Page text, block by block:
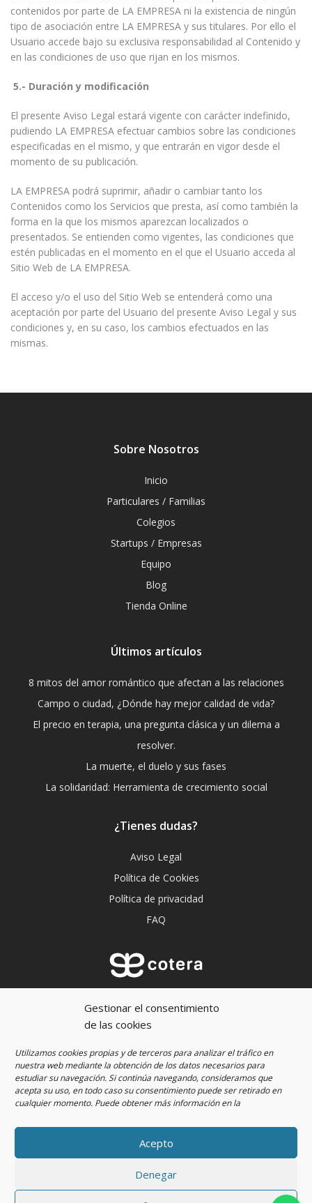
Gestionar el consentimiento
de las cookies
Utilizamos cookies propias y de terceros para analizar el tráfico en
nuestra web mediante la obtención de los datos necesarios para
estudiar su navegación. Si continúa navegando, consideramos que
acepta su uso, en todo caso su consentimiento puede ser retirado en
cualquier momento. Puede obtener más información en la
Acepto
Denegar
contenidos por parte de LA EMPRESA ni la existencia de ningún
tipo de asociación entre LA EMPRESA y sus titulares. Por ello el
Usuario accede bajo su exclusiva responsabilidad al Contenido y
en las condiciones de uso que rijan en los mismos.
5.- Duración y modificación
El presente Aviso Legal estará vigente con carácter indefinido,
pudiendo LA EMPRESA efectuar cambios sobre las condiciones
especificadas en el mismo, y que entrarán en vigor desde el
momento de su publicación.
LA EMPRESA podrá suprimir, añadir o cambiar tanto los
Contenidos como los Servicios que presta, así como también la
forma en la que los mismos aparezcan localizados o
presentados. Se entienden como vigentes, las condiciones que
estén publicadas en el momento en el que el Usuario acceda al
Sitio Web de LA EMPRESA.
El acceso y/o el uso del Sitio Web se entenderá como una
aceptación por parte del Usuario del presente Aviso Legal y sus
condiciones y, en su caso, los cambios efectuados en las
mismas.
Sobre Nosotros
Inicio
Particulares / Familias
Colegios
Startups / Empresas
Equipo
Blog
Tienda Online
Últimos artículos
8 mitos del amor romántico que afectan a las relaciones
Campo o ciudad, ¿Dónde hay mejor calidad de vida?
El precio en terapia, una pregunta clásica y un dilema a
resolver.
La muerte, el duelo y sus fases
La solidaridad: Herramienta de crecimiento social
¿Tienes dudas?
Aviso Legal
Política de Cookies
Política de privacidad
FAQ
Aprender a escucharnos es imprescindible para
crecer.
© 2022 Cotera Educación by
Smartbound